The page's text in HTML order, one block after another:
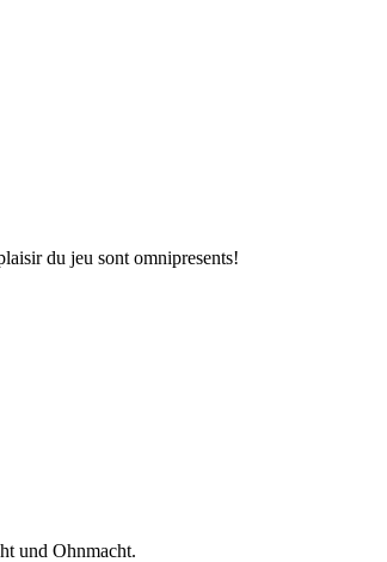
du jeu sont omnipresents!
und Ohnmacht.